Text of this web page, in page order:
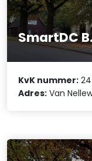
SmartDC
KvK nummer:
Adres: Van